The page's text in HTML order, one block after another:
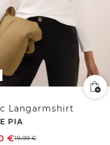
Langarmshirt
PIA
€19,99€